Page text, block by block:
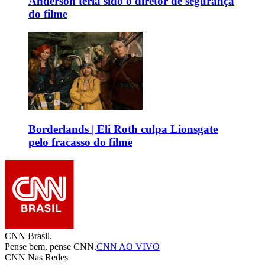
do filme
Borderlands | Eli Roth culpa Lionsgate
pelo fracasso do filme
CNN Brasil.
Pense bem, pense CNN.CNN AO VIVO
CNN Nas Redes